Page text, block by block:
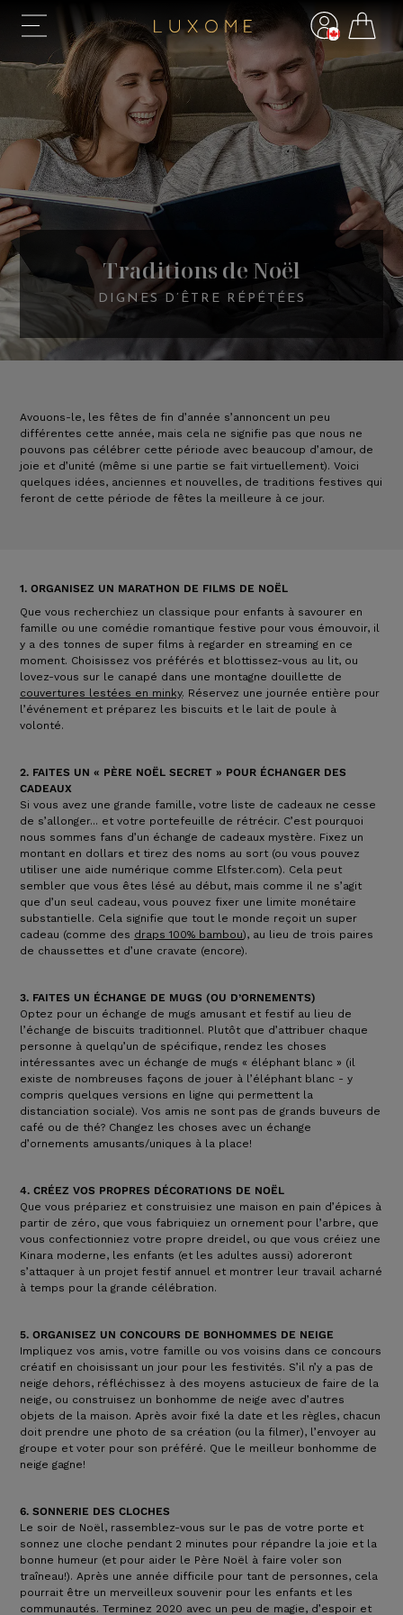
Traditions de Noël
DIGNES D’ÊTRE RÉPÉTÉES
Avouons-le, les fêtes de fin d’année s’annoncent un peu
différentes cette année, mais cela ne signifie pas que nous ne
pouvons pas célébrer cette période avec beaucoup d’amour, de
joie et d’unité (même si une partie se fait virtuellement). Voici
quelques idées, anciennes et nouvelles, de traditions festives qui
feront de cette période de fêtes la meilleure à ce jour.
1. ORGANISEZ UN MARATHON DE FILMS DE NOËL
Que vous recherchiez un classique pour enfants à savourer en
famille ou une comédie romantique festive pour vous émouvoir, il
y a des tonnes de super films à regarder en streaming en ce
moment. Choisissez vos préférés et blottissez-vous au lit, ou
lovez-vous sur le canapé dans une montagne douillette de
couvertures lestées en minky. Réservez une journée entière pour
l’événement et préparez les biscuits et le lait de poule à
volonté.
2. FAITES UN « PÈRE NOËL SECRET » POUR ÉCHANGER DES
CADEAUX
Si vous avez une grande famille, votre liste de cadeaux ne cesse
de s’allonger... et votre portefeuille de rétrécir. C’est pourquoi
nous sommes fans d’un échange de cadeaux mystère. Fixez un
montant en dollars et tirez des noms au sort (ou vous pouvez
utiliser une aide numérique comme Elfster.com). Cela peut
sembler que vous êtes lésé au début, mais comme il ne s’agit
que d’un seul cadeau, vous pouvez fixer une limite monétaire
substantielle. Cela signifie que tout le monde reçoit un super
cadeau (comme des draps 100% bambou), au lieu de trois paires
de chaussettes et d’une cravate (encore).
3. FAITES UN ÉCHANGE DE MUGS (OU D’ORNEMENTS)
Optez pour un échange de mugs amusant et festif au lieu de
l’échange de biscuits traditionnel. Plutôt que d’attribuer chaque
personne à quelqu’un de spécifique, rendez les choses
intéressantes avec un échange de mugs « éléphant blanc » (il
existe de nombreuses façons de jouer à l’éléphant blanc - y
compris quelques versions en ligne qui permettent la
distanciation sociale). Vos amis ne sont pas de grands buveurs de
café ou de thé? Changez les choses avec un échange
d’ornements amusants/uniques à la place!
4. CRÉEZ VOS PROPRES DÉCORATIONS DE NOËL
Que vous prépariez et construisiez une maison en pain d’épices à
partir de zéro, que vous fabriquiez un ornement pour l’arbre, que
vous confectionniez votre propre dreidel, ou que vous créiez une
Kinara moderne, les enfants (et les adultes aussi) adoreront
s’attaquer à un projet festif annuel et montrer leur travail acharné
à temps pour la grande célébration.
5. ORGANISEZ UN CONCOURS DE BONHOMMES DE NEIGE
Impliquez vos amis, votre famille ou vos voisins dans ce concours
créatif en choisissant un jour pour les festivités. S’il n’y a pas de
neige dehors, réfléchissez à des moyens astucieux de faire de la
neige, ou construisez un bonhomme de neige avec d’autres
objets de la maison. Après avoir fixé la date et les règles, chacun
doit prendre une photo de sa création (ou la filmer), l’envoyer au
groupe et voter pour son préféré. Que le meilleur bonhomme de
neige gagne!
6. SONNERIE DES CLOCHES
Le soir de Noël, rassemblez-vous sur le pas de votre porte et
sonnez une cloche pendant 2 minutes pour répandre la joie et la
bonne humeur (et pour aider le Père Noël à faire voler son
traîneau!). Après une année difficile pour tant de personnes, cela
pourrait être un merveilleux souvenir pour les enfants et les
communautés. Terminez 2020 avec un peu de magie, d’espoir et